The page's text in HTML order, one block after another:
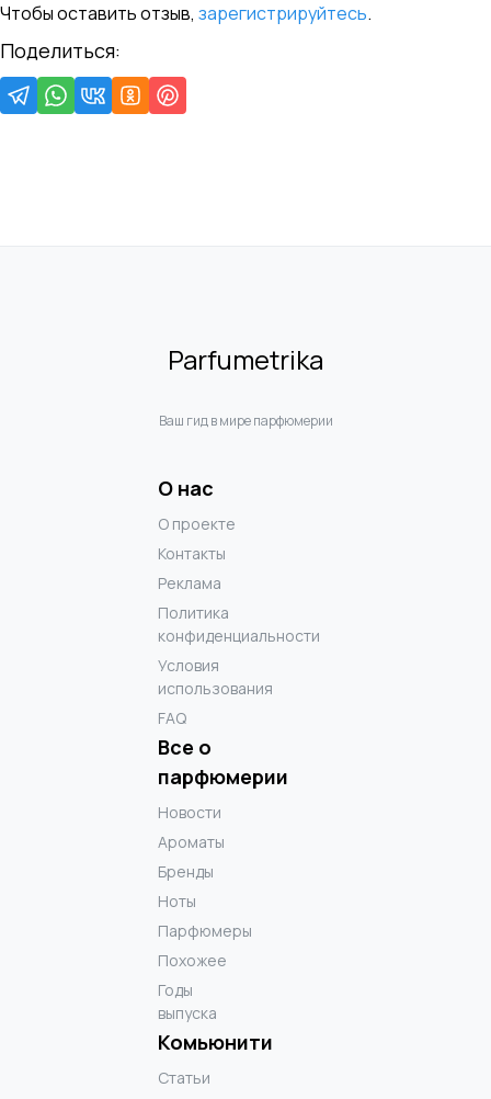
Чтобы оставить отзыв, зарегистрируйтесь.
Поделиться:
Parfumetrika
Ваш гид в мире парфюмерии
О нас
О проекте
Контакты
Реклама
Политика
конфиденциальности
Условия
использования
FAQ
Все о
парфюмерии
Новости
Ароматы
Бренды
Ноты
Парфюмеры
Похожее
Годы
выпуска
Комьюнити
Статьи